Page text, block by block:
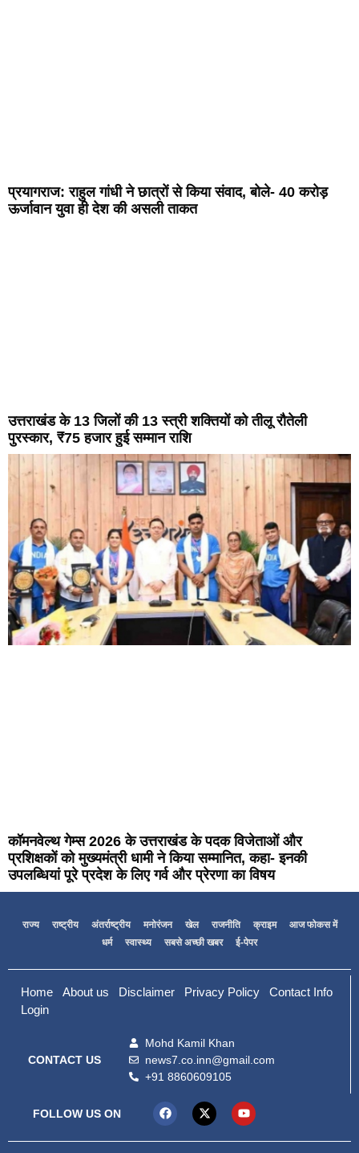
प्रयागराज: राहुल गांधी ने छात्रों से किया संवाद, बोले- 40 करोड़
ऊर्जावान युवा ही देश की असली ताकत
उत्तराखंड के 13 जिलों की 13 स्त्री शक्तियों को तीलू रौतेली
पुरस्कार, ₹75 हजार हुई सम्मान राशि
कॉमनवेल्थ गेम्स 2026 के उत्तराखंड के पदक विजेताओं और
प्रशिक्षकों को मुख्यमंत्री धामी ने किया सम्मानित, कहा- इनकी
उपलब्धियां पूरे प्रदेश के लिए गर्व और प्रेरणा का विषय
राज्य राष्ट्रीय अंतर्राष्ट्रीय मनोरंजन खेल राजनीति क्राइम
आज फोकस में
धर्म
स्वास्थ्य सबसे अच्छी खबर ई-पेपर
Home About us Disclaimer Privacy Policy
Contact Info
Login
CONTACT US
Mohd Kamil Khan
news7.co.inn@gmail.com
+91 8860609105
FOLLOW US ON